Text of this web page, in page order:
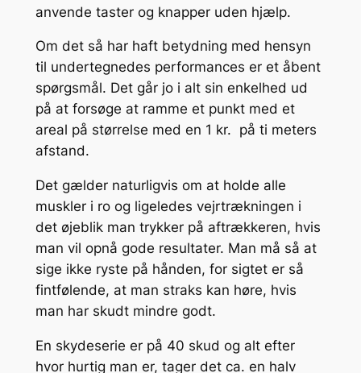
anvende taster og knapper uden hjælp.
Om det så har haft betydning med hensyn
til undertegnedes performances er et åbent
spørgsmål. Det går jo i alt sin enkelhed ud
på at forsøge at ramme et punkt med et
areal på størrelse med en 1 kr. på ti meters
afstand.
Det gælder naturligvis om at holde alle
muskler i ro og ligeledes vejrtrækningen i
det øjeblik man trykker på aftrækkeren, hvis
man vil opnå gode resultater. Man må så at
sige ikke ryste på hånden, for sigtet er så
fintfølende, at man straks kan høre, hvis
man har skudt mindre godt.
En skydeserie er på 40 skud og alt efter
hvor hurtig man er, tager det ca. en halv